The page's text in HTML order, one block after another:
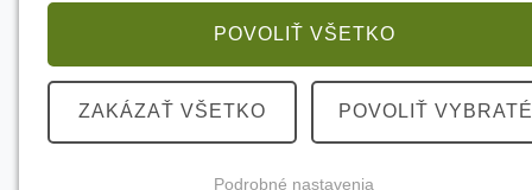
POVOLIŤ VŠETKO
ZAKÁZAŤ VŠETKO POVOLIŤ VYBRATÉ
Podrobné nastavenia